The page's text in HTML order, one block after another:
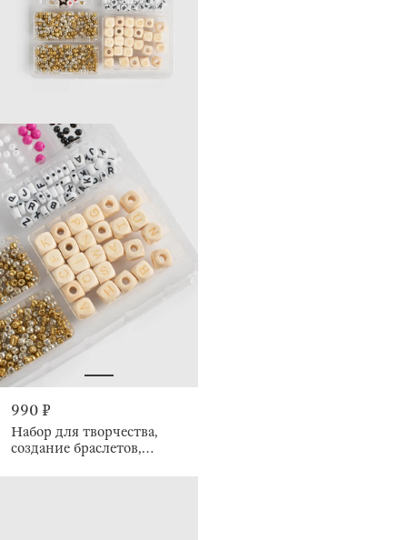
990 ₽
Набор для творчества,
создание браслетов,